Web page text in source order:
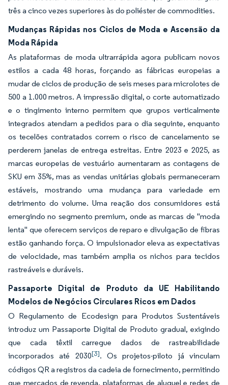
três a cinco vezes superiores às do poliéster de commodities.
Mudanças Rápidas nos Ciclos de Moda e Ascensão da
Moda Rápida
As plataformas de moda ultrarrápida agora publicam novos
estilos a cada 48 horas, forçando as fábricas europeias a
mudar de ciclos de produção de seis meses para microlotes de
500 a 1.000 metros. A impressão digital, o corte automatizado
e o tingimento interno permitem que grupos verticalmente
integrados atendam a pedidos para o dia seguinte, enquanto
os tecelões contratados correm o risco de cancelamento se
perderem janelas de entrega estreitas. Entre 2023 e 2025, as
marcas europeias de vestuário aumentaram as contagens de
SKU em 35%, mas as vendas unitárias globais permaneceram
estáveis, mostrando uma mudança para variedade em
detrimento do volume. Uma reação dos consumidores está
emergindo no segmento premium, onde as marcas de "moda
lenta" que oferecem serviços de reparo e divulgação de fibras
estão ganhando força. O impulsionador eleva as expectativas
de velocidade, mas também amplia os nichos para tecidos
rastreáveis e duráveis.
Passaporte Digital de Produto da UE Habilitando
Modelos de Negócios Circulares Ricos em Dados
O Regulamento de Ecodesign para Produtos Sustentáveis
introduz um Passaporte Digital de Produto gradual, exigindo
que cada têxtil carregue dados de rastreabilidade
incorporados até 2030[3]. Os projetos-piloto já vinculam
códigos QR a registros da cadeia de fornecimento, permitindo
que mercados de revenda, plataformas de aluguel e redes de